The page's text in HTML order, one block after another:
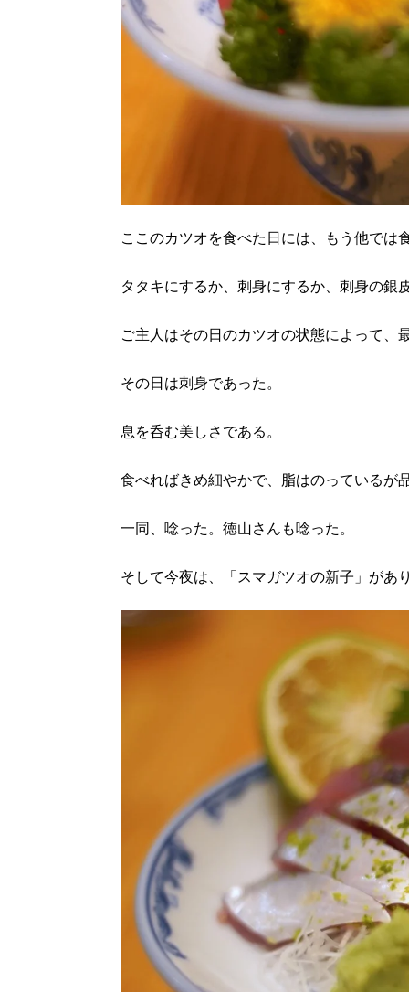
ここのカツオを食べた日には、もう他では
タタキにするか、刺身にするか、刺身の銀
ご主人はその日のカツオの状態によって、
その日は刺身であった。
息を呑む美しさである。
食べればきめ細やかで、脂はのっているが
一同、唸った。徳山さんも唸った。
そして今夜は、「スマガツオの新子」があ